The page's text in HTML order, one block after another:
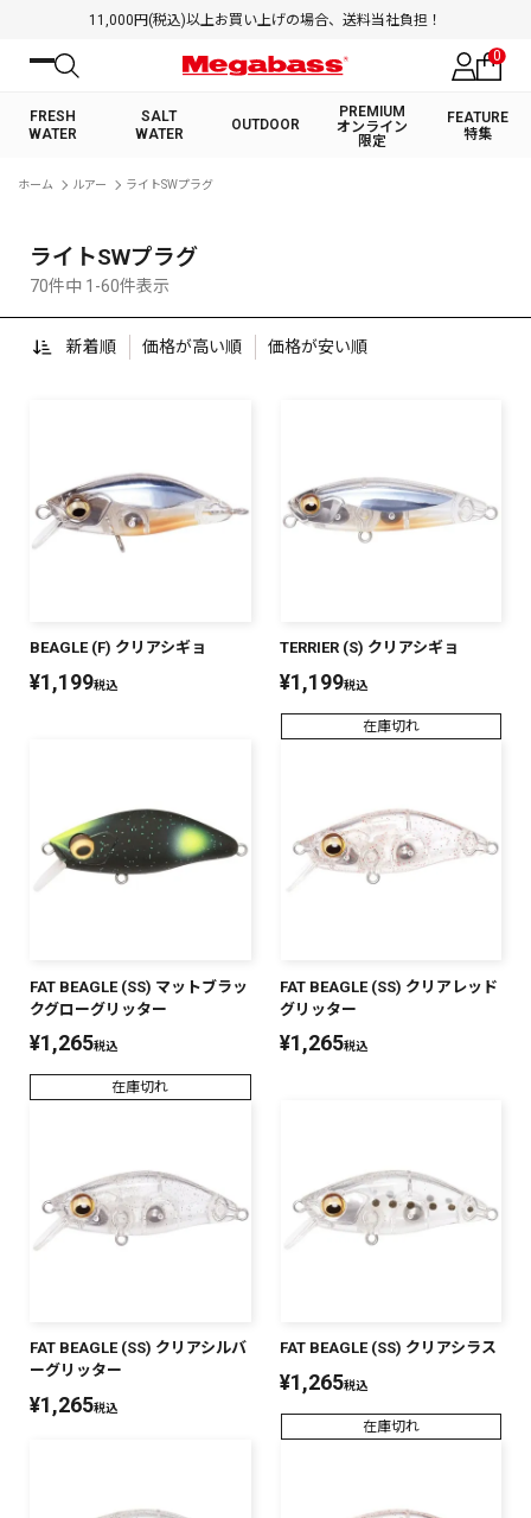
11,000円(税込)以上お買い上げの場合、送料当社負担！
0
FRESH
WATER
SALT
WATER
OUTDOOR
PREMIUM
オンライン
限定
FEATURE
特集
絞り込み検索
キーワード
FRESH WATER
SALT WATER
～¥
2026 NEW PRODUCTS
ホーム ルアー ライトSWプラグ
ライトSWプラグ
70件中 1-60件表示
新着順 価格が高い順 価格が安い順
BEAGLE (F) クリアシギョ
¥1,199税込
TERRIER (S) クリアシギョ
¥1,199税込
在庫切れ
FAT BEAGLE (SS) マットブラッ
クグローグリッター
¥1,265税込
在庫切れ
FAT BEAGLE (SS) クリアレッド
グリッター
¥1,265税込
FAT BEAGLE (SS) クリアシルバ
ーグリッター
¥1,265税込
FAT BEAGLE (SS) クリアシラス
¥1,265税込
在庫切れ